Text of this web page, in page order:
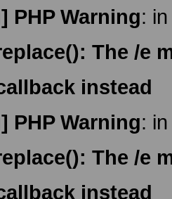
PHP Warning:
The /e
instead
PHP Warning:
The /e
instead